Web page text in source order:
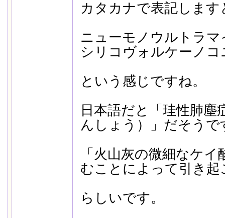
カタカナで表記します
ニューモノウルトラ
シリコヴォルケーノコ
という感じですね。
日本語だと「珪性肺
んしょう）」だそうで
「火山灰の微細なケ
むことによって引き
らしいです。